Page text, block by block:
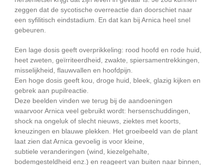
zeggen dat de sycotische overreactie dan doorschiet naar
een syfilitisch eindstadium. En dat kan bij Arnica heel snel
gebeuren.
Een lage dosis geeft overprikkeling: rood hoofd en rode huid,
heet zweten, geïrriteerdheid, zwakte, spiersamentrekkingen,
misselijkheid, flauwvallen en hoofdpijn.
Een hoge dosis geeft kou, droge huid, bleek, glazig kijken en
gebrek aan pupilreactie.
Deze beelden vinden we terug bij de aandoeningen
waarvoor Arnica veel gebruikt wordt: hersenschuddingen,
shock na ongeluk of slecht nieuws, ziektes met koorts,
kneuzingen en blauwe plekken. Het groeibeeld van de plant
laat zien dat Arnica gevoelig is voor kleine,
subtiele veranderingen (wind, kiezelgehalte,
bodemgesteldheid enz.) en reageert van buiten naar binnen,